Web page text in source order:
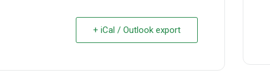
+ iCal / Outlook export